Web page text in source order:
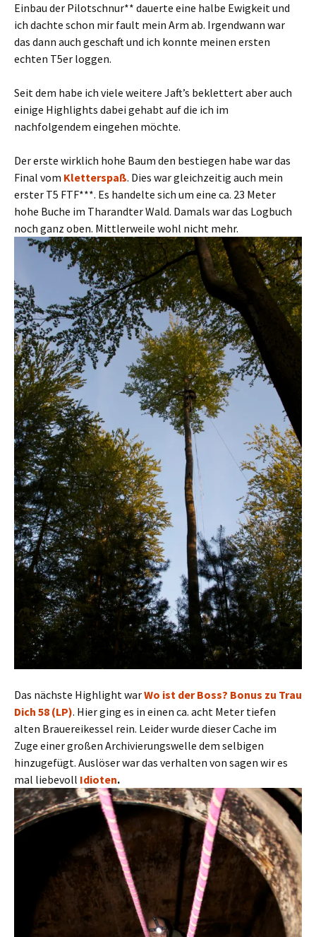
Einbau der Pilotschnur** dauerte eine halbe Ewigkeit und
ich dachte schon mir fault mein Arm ab. Irgendwann war
das dann auch geschaft und ich konnte meinen ersten
echten T5er loggen.
Seit dem habe ich viele weitere Jaft’s beklettert aber auch
einige Highlights dabei gehabt auf die ich im
nachfolgendem eingehen möchte.
Der erste wirklich hohe Baum den bestiegen habe war das
Final vom Kletterspaß. Dies war gleichzeitig auch mein
erster T5 FTF***. Es handelte sich um eine ca. 23 Meter
hohe Buche im Tharandter Wald. Damals war das Logbuch
noch ganz oben. Mittlerweile wohl nicht mehr.
Das nächste Highlight warWo ist der Boss? Bonus zu Trau
Dich 58 (LP). Hier ging es in einen ca. acht Meter tiefen
alten Brauereikessel rein. Leider wurde dieser Cache im
Zuge einer großen Archivierungswelle dem selbigen
hinzugefügt. Auslöser war das verhalten von sagen wir es
mal liebevoll Idioten.